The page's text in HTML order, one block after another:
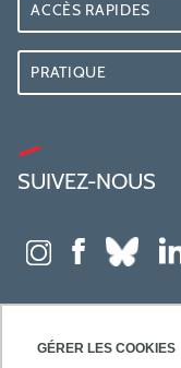
GÉRER LES COOKIES
ACCÈS RAPIDES
PRATIQUE
SUIVEZ-NOUS